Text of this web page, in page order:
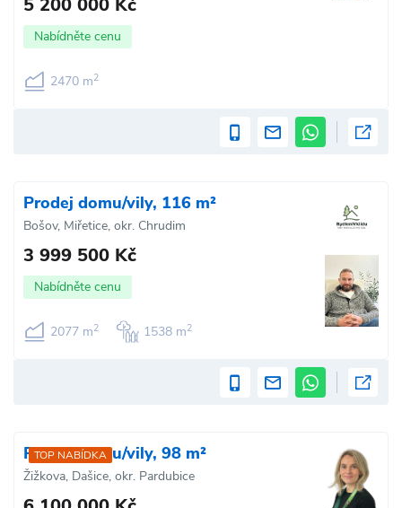
Nabídněte cenu
2470 m2
Prodej domu/vily, 116 m²
Bošov, Miřetice, okr. Chrudim
3 999 500 Kč
Nabídněte cenu
2077 m2 1538 m2
TOP NABÍDKA
Prodej domu/vily, 98 m²
Žižkova, Dašice, okr. Pardubice